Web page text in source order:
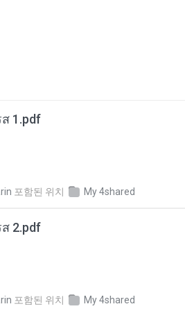
1.pdf
포함된 위치 My 4shared
2.pdf
포함된 위치 My 4shared